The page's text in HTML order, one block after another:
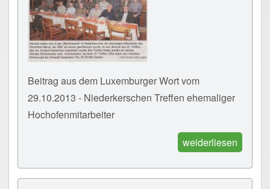
Beitrag aus dem Luxemburger Wort vom
29.10.2013 - Niederkerschen Treffen ehemaliger
Hochofenmitarbeiter
weiderliesen